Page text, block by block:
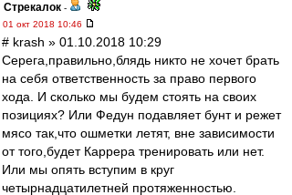
Стрекалок -
01 окт 2018 10:46
# krash » 01.10.2018 10:29
Серега,правильно,блядь никто не хочет брать
на себя ответственность за право первого
хода. И сколько мы будем стоять на своих
позициях? Или Федун подавляет бунт и режет
мясо так,что ошметки летят, вне зависимости
от того,будет Каррера тренировать или нет.
Или мы опять вступим в круг
четырнадцатилетней протяженностью.